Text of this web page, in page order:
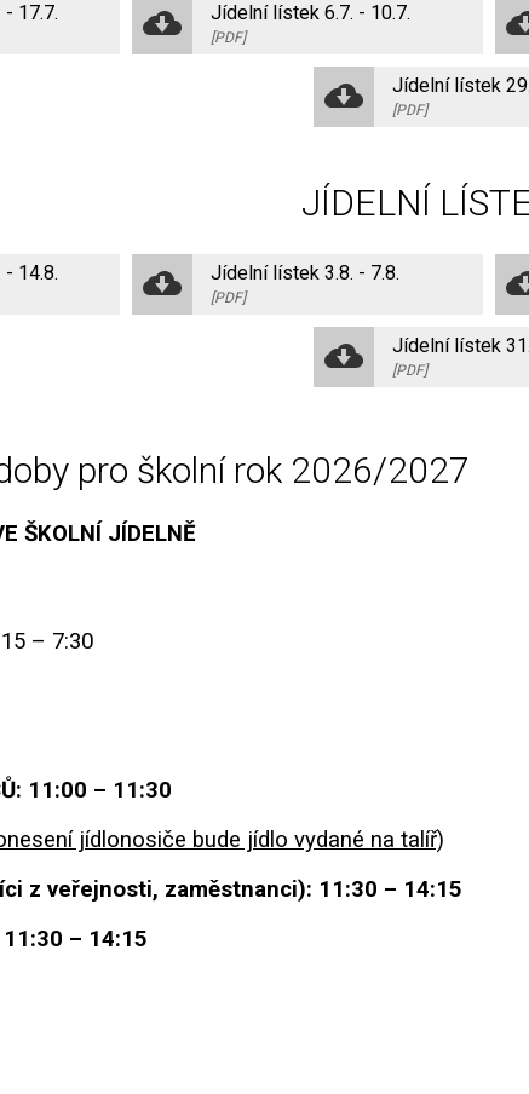
17.7. Jídelní lístek 6.7. - 10.7.
[PDF]
Jídelní lístek
[PDF]
JÍDELNÍ
14.8. Jídelní lístek 3.8. - 7.8.
[PDF]
Jídelní lístek
[PDF]
pro školní rok 2026/2027
ŠKOLNÍ JÍDELNĚ
– 7:30
11:00 – 11:30
jídlonosiče bude jídlo vydané na talíř)
z veřejnosti, zaměstnanci): 11:30 – 14:15
11:30 – 14:15